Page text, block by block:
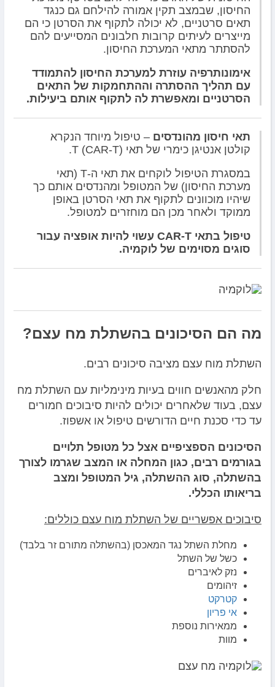
החיסון, שבמצב תקין אמורה להילחם גם כנגד
תאים סרטניים, לא יכולה לתקוף את הסרטן כי הם
מייצרים לעיתים קרובות חלבונים המסייעים להם
להסתתר מתאי המערכת החיסון.
אימונותרפיה עוזרת למערכת החיסון להתמודד
עם תהליך ההסתרה וההתחמקות של התאים
הסרטניים ומאפשרת לה לתקוף אותם ביעילות.
תאי חיסון מהונדסים – טיפול מיוחד הנקרא
קולטן אנטיגן כימרי של תאי T (CAR-T).
במסגרת הטיפול לוקחים את תאי ה-T (תאי
מערכת החיסון) של המטופל ומהנדסים אותם כך
שיהיו מוכוונים לתקוף את תאי הסרטן באופן
ממוקד ולאחר מכן הם מוחזרים למטופל.
טיפול בתאי CAR-T עשוי להיות אופציה עבור
סוגים מסוימים של לוקמיה.
מה הם הסיכונים בהשתלת מח עצם?
השתלת מוח עצם מציבה סיכונים רבים.
חלק מהאנשים חווים בעיות מינימליות עם השתלת מח
עצם, בעוד שלאחרים יכולים להיות סיבוכים חמורים
עד כדי סכנת חיים הדורשים טיפול או אשפוז.
הסיכונים הספציפיים אצל כל מטופל תלויים
בגורמים רבים, כגון המחלה או המצב שגרמו לצורך
בהשתלה, סוג ההשתלה, גיל המטופל ומצב
בריאותו הכללי.
סיבוכים אפשריים של השתלת מוח עצם כוללים:
מחלת השתל נגד המאכסן (בהשתלה מתורם זר בלבד)
כשל של השתל
נזק לאיברים
זיהומים
קטרקט
אי פריון
ממאירות נוספת
מוות